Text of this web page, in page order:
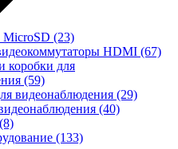
MicroSD (23)
HDMI (67)
коробки для
(59)
видеонаблюдения (29)
(40)
(8)
(133)